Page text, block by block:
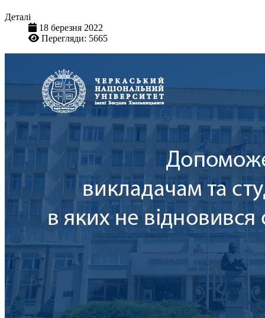
Деталі
18 березня 2022
Перегляди: 5665